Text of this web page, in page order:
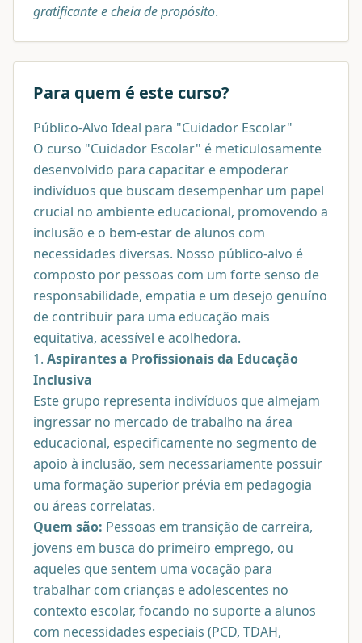
gratificante e cheia de propósito.
Para quem é este curso?
Público-Alvo Ideal para "Cuidador Escolar"
O curso "Cuidador Escolar" é meticulosamente
desenvolvido para capacitar e empoderar
indivíduos que buscam desempenhar um papel
crucial no ambiente educacional, promovendo a
inclusão e o bem-estar de alunos com
necessidades diversas. Nosso público-alvo é
composto por pessoas com um forte senso de
responsabilidade, empatia e um desejo genuíno
de contribuir para uma educação mais
equitativa, acessível e acolhedora.
1. Aspirantes a Profissionais da Educação
Inclusiva
Este grupo representa indivíduos que almejam
ingressar no mercado de trabalho na área
educacional, especificamente no segmento de
apoio à inclusão, sem necessariamente possuir
uma formação superior prévia em pedagogia
ou áreas correlatas.
Quem são: Pessoas em transição de carreira,
jovens em busca do primeiro emprego, ou
aqueles que sentem uma vocação para
trabalhar com crianças e adolescentes no
contexto escolar, focando no suporte a alunos
com necessidades especiais (PCD, TDAH,